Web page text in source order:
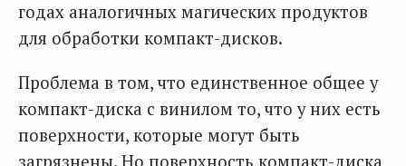
годах аналогичных магических продуктов
для обработки компакт-дисков.
Проблема в том, что единственное общее у
компакт-диска с винилом то, что у них есть
поверхности, которые могут быть
загрязнены. Но поверхность компакт-диска